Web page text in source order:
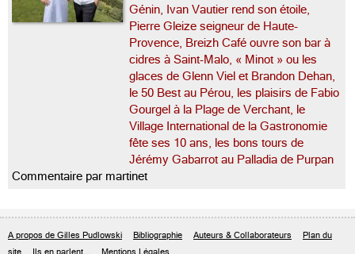
Génin, Ivan Vautier rend son étoile,
Pierre Gleize seigneur de Haute-
Provence, Breizh Café ouvre son bar à
cidres à Saint-Malo, « Minot » ou les
glaces de Glenn Viel et Brandon Dehan,
le 50 Best au Pérou, les plaisirs de Fabio
Gourgel à la Plage de Verchant, le
Village International de la Gastronomie
fête ses 10 ans, les bons tours de
Jérémy Gabarrot au Palladia de Purpan
Commentaire par martinet
A propos de Gilles Pudlowski Bibliographie Auteurs & Collaborateurs
Plan du